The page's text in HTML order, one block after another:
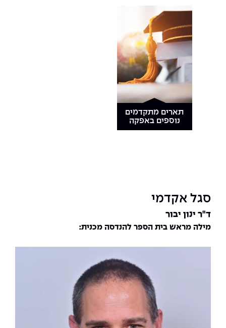
תארים מתקדמים
נוספים באפקה
סגל אקדמי
ד"ר ינון יבור
מילה מראש בית הספר להנדסה מכנית: